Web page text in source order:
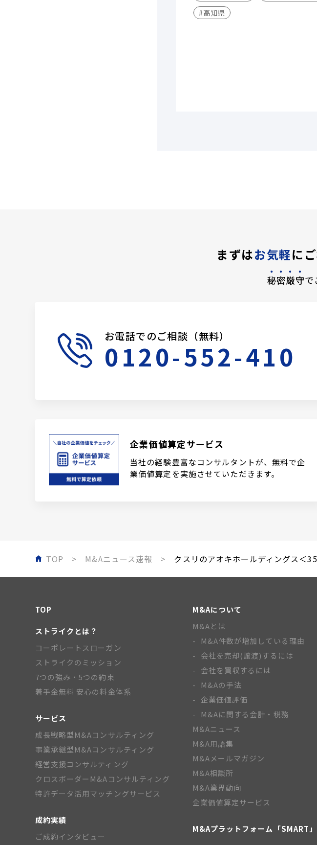
#高知県
まずはお気軽に
秘密厳守で
お電話でのご相談（無料）
0120-552-410
企業価値算定サービス
当社の経験豊富なコンサルタントが、無料で企
業価値算定を実施させていただきます。
TOP M&Aニュース速報 クスリのアオキホールディングス＜
TOP
ストライクとは？
コーポレートスローガン
ストライクのミッション
7つの強み・5つの約束
着手金無料 安心の料金体系
サービス
成長戦略型M&Aコンサルティング
事業承継型M&Aコンサルティング
経営支援コンサルティング
クロスボーダーM&Aコンサルティング
特許データ活用マッチングサービス
成約実績
ご成約インタビュー
M&Aについて
M&Aとは
M&A件数が増加している理由
会社を売却(譲渡)するには
会社を買収するには
M&Aの手法
企業価値評価
M&Aに関する会計・税務
M&Aニュース
M&A用語集
M&Aメールマガジン
M&A相談所
M&A業界動向
企業価値算定サービス
M&Aプラットフォーム「SMART」